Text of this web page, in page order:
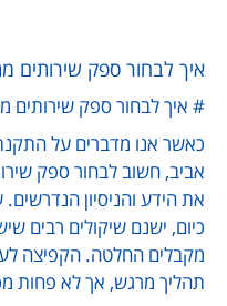
איך לבחור ספק
# איך לבחור ספק
כאשר אנו מדברים על
אביב, חשוב לבחור ספק
את הידע והניסיון
כיום, ישנם שיקולים רבים
מקבלים החלטה. הקפיצה
תהליך מרגש, אך לא פחות